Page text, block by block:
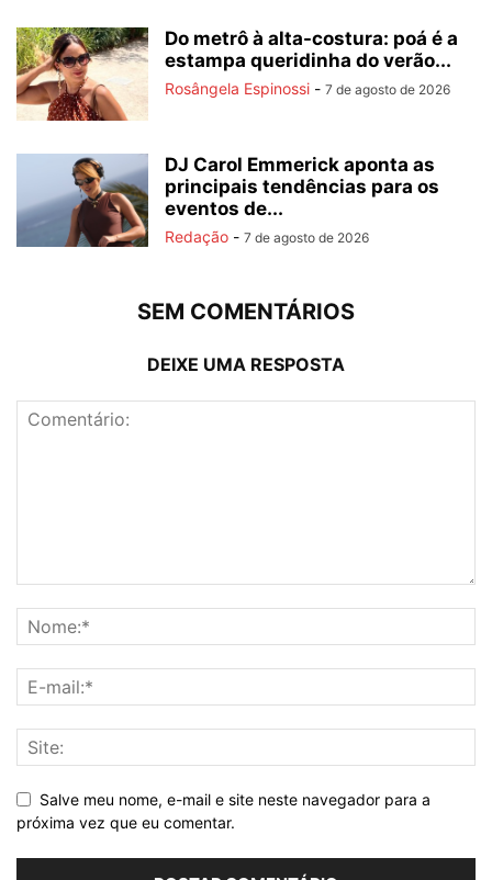
Do metrô à alta-costura: poá é a
estampa queridinha do verão...
Rosângela Espinossi - 7 de agosto de 2026
DJ Carol Emmerick aponta as
principais tendências para os
eventos de...
Redação - 7 de agosto de 2026
SEM COMENTÁRIOS
DEIXE UMA RESPOSTA
Salve meu nome, e-mail e site neste navegador para a
próxima vez que eu comentar.